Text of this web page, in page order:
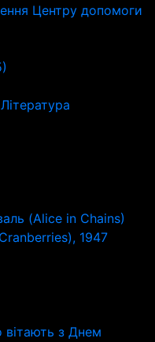
Центру допомоги
(Alice in Chains)
1947
вітають з Днем